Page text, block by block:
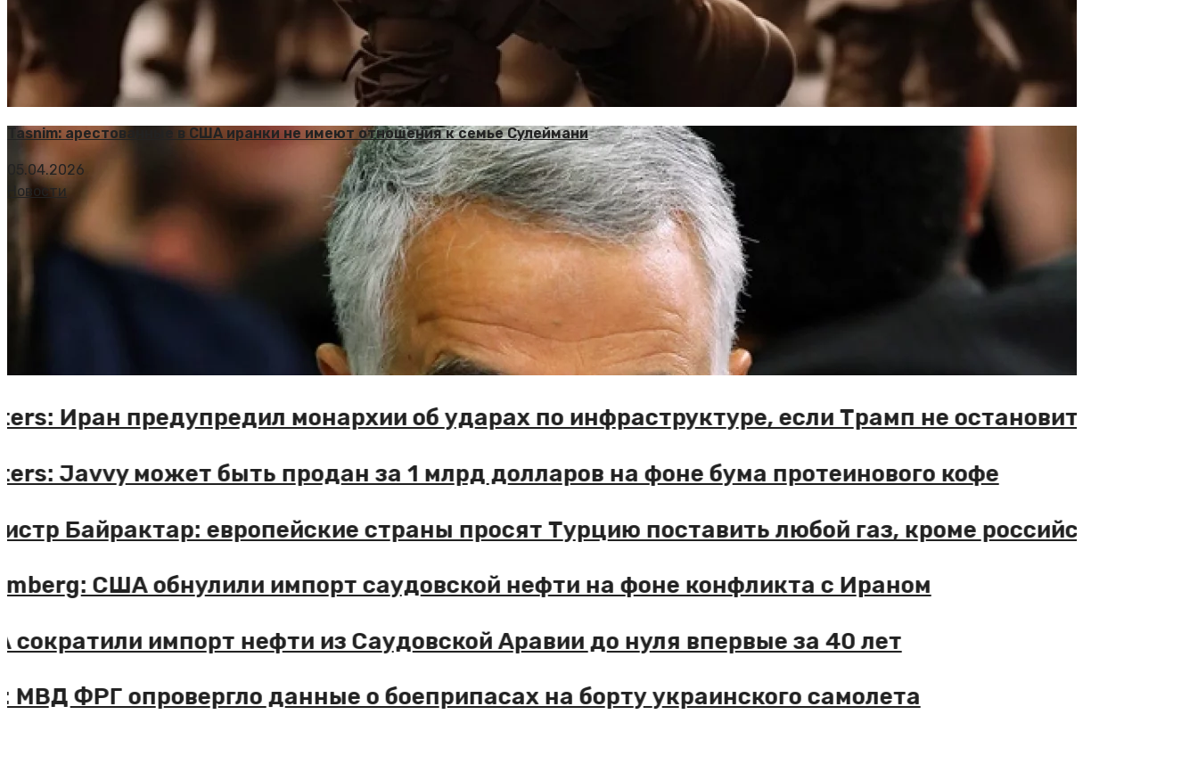
Tasnim: арестованные в США иранки не имеют отношения к семье Сулеймани
05.04.2026
Новости
Reuters: Иран предупредил монархии об ударах по инфраструктуре, если Трамп не остановится
Reuters: Javvy может быть продан за 1 млрд долларов на фоне бума протеинового кофе
Министр Байрактар: европейские страны просят Турцию поставить любой газ, кроме российского
Bloomberg: США обнулили импорт саудовской нефти на фоне конфликта с Ираном
США сократили импорт нефти из Саудовской Аравии до нуля впервые за 40 лет
DPA: МВД ФРГ опровергло данные о боеприпасах на борту украинского самолета